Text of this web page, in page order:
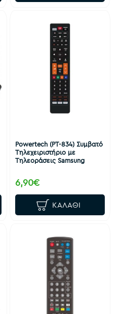
Powertech (PT-834) Συμβατό
Τηλεχειριστήριο με
Τηλεοράσεις Samsung
6,90€
ΚΑΛΆΘΙ